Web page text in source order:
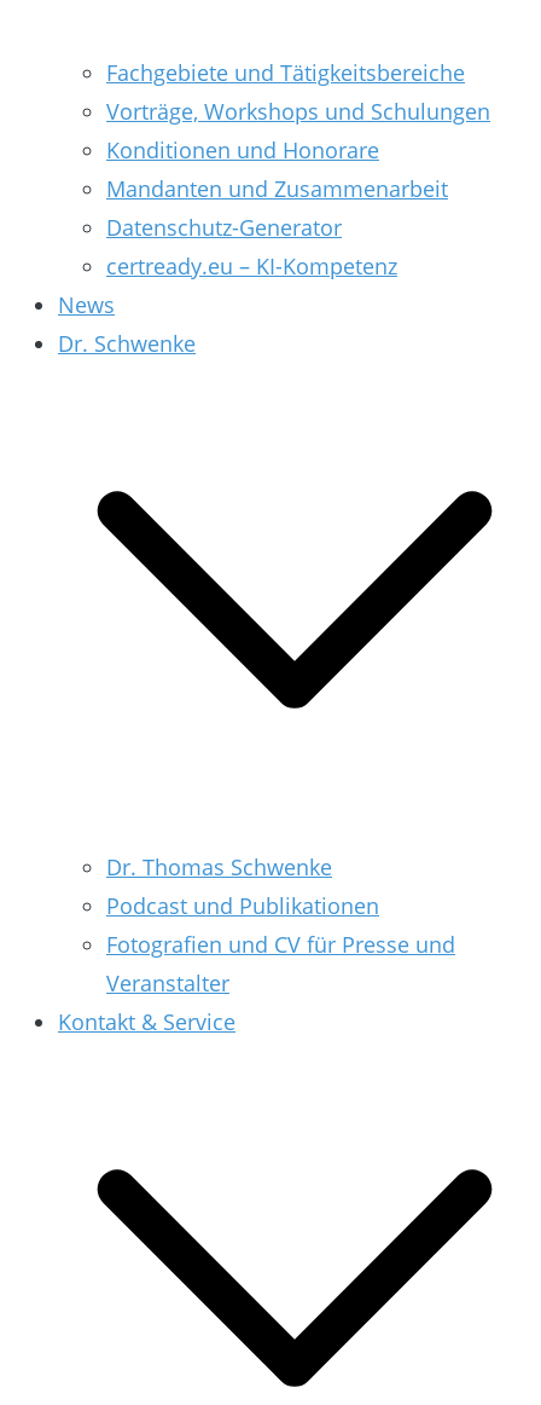
Fachgebiete und Tätigkeitsbereiche
Vorträge, Workshops und Schulungen
Konditionen und Honorare
Mandanten und Zusammenarbeit
Datenschutz-Generator
certready.eu – KI-Kompetenz
News
Dr. Schwenke
Dr. Thomas Schwenke
Podcast und Publikationen
Fotografien und CV für Presse und
Veranstalter
Kontakt & Service